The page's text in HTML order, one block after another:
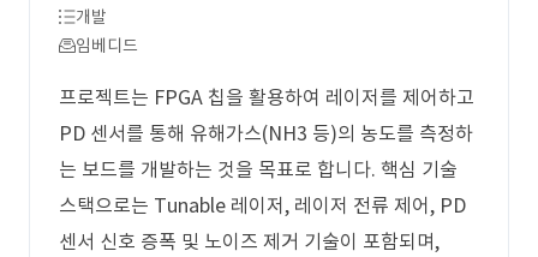
개발
임베디드
프로젝트는 FPGA 칩을 활용하여 레이저를 제어하고
PD 센서를 통해 유해가스(NH3 등)의 농도를 측정하
는 보드를 개발하는 것을 목표로 합니다. 핵심 기술
스택으로는 Tunable 레이저, 레이저 전류 제어, PD
센서 신호 증폭 및 노이즈 제거 기술이 포함되며,